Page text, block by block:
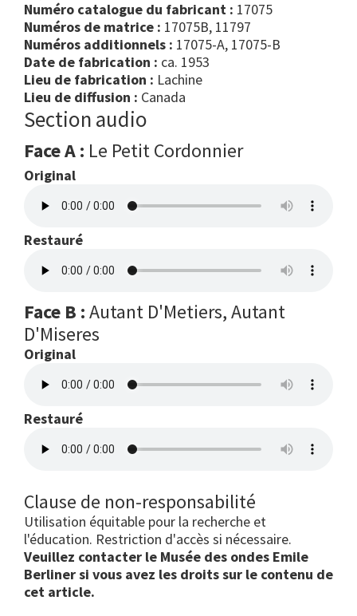
Numéro catalogue du fabricant : 17075
Numéros de matrice : 17075B, 11797
Numéros additionnels : 17075-A, 17075-B
Date de fabrication : ca. 1953
Lieu de fabrication : Lachine
Lieu de diffusion : Canada
Section audio
Face A : Le Petit Cordonnier
Original
Restauré
Face B :Autant D'Metiers, Autant
D'Miseres
Original
Restauré
Clause de non-responsabilité
Utilisation équitable pour la recherche et
l'éducation. Restriction d'accès si nécessaire.
Veuillez contacter le Musée des ondes Emile
Berliner si vous avez les droits sur le contenu de
cet article.